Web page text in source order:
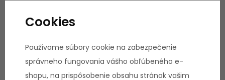
Tréningový počítač:
vyobrazovať relevantné dáta o vašom tréningu.
Merané údaje:
Cookies
Používame súbory cookie na zabezpečenie
správneho fungovania vášho obľúbeného e-
shopu, na prispôsobenie obsahu stránok vašim